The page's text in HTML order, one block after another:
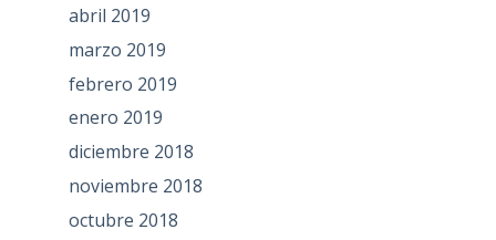
abril 2019
marzo 2019
febrero 2019
enero 2019
diciembre 2018
noviembre 2018
octubre 2018